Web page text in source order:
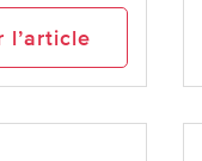
l’article